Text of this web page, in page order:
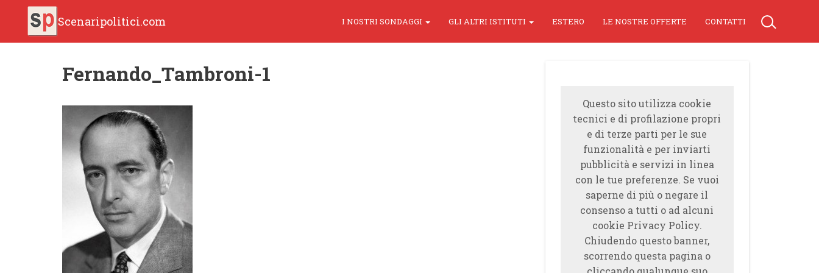
Scenaripolitici.com I NOSTRI SONDAGGI GLI ALTRI ISTITUTI ESTERO LE NOSTRE OFFERTE CONTATTI
Fernando_Tambroni-1
Questo sito utilizza cookie
tecnici e di profilazione propri
e di terze parti per le sue
funzionalità e per inviarti
pubblicità e servizi in linea
con le tue preferenze. Se vuoi
saperne di più o negare il
consenso a tutti o ad alcuni
cookie Privacy Policy.
Chiudendo questo banner,
scorrendo questa pagina o